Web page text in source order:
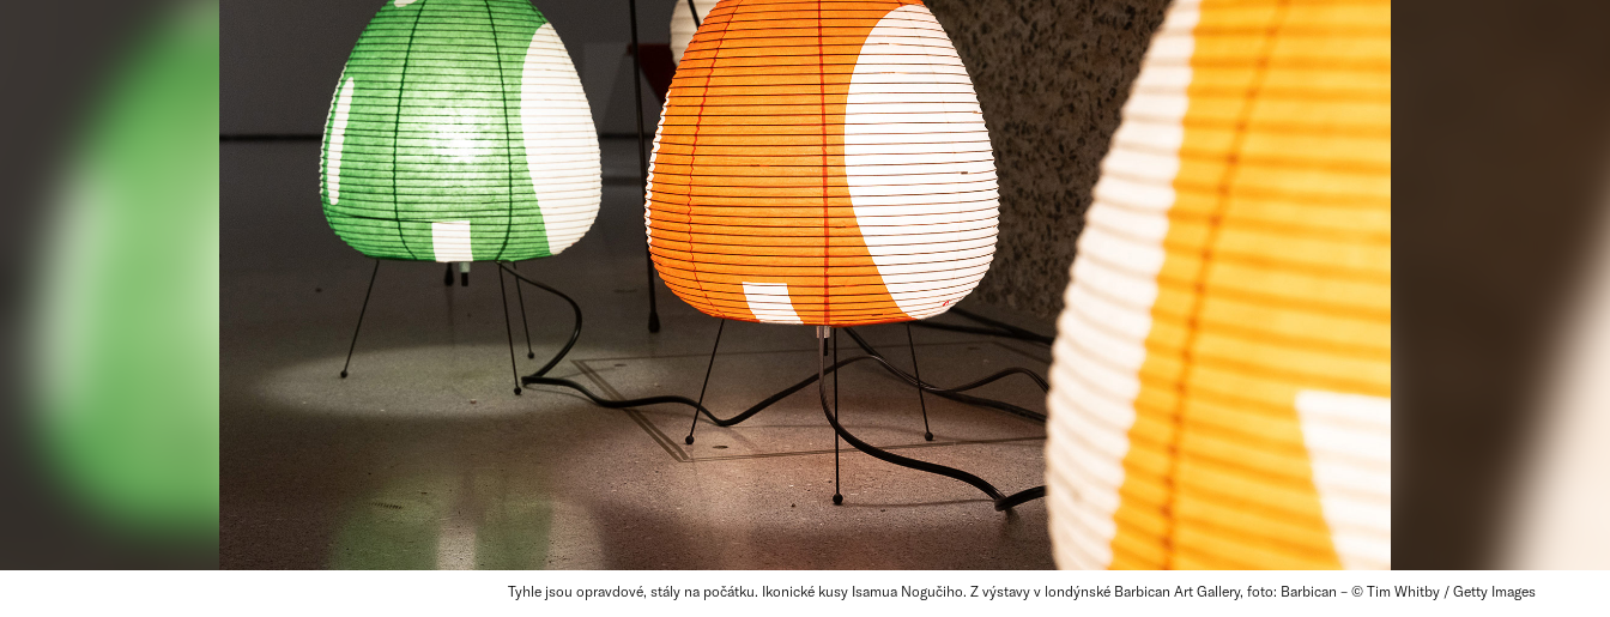
Tyhle jsou opravdové, stály na počátku. Ikonické kusy Isamua Nogučiho. Z výstavy v londýnské Barbican Art Gallery, foto: Barbican – © Tim Whitby / Getty Images